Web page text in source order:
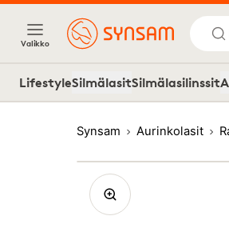
Valikko
LifestyleSilmälasitSilmälasilinssit
Synsam Aurinkolasit